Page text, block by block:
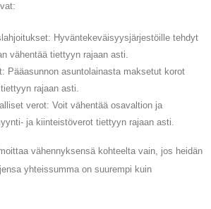
Hyväntekeväisyysjärjestöille tehdyt
vähentää tiettyyn rajaan asti.
Pääasunnon asuntolainasta maksetut korot
rajaan asti.
verot: Voit vähentää osavaltion ja
ja kiinteistöverot tiettyyn rajaan asti.
vähennyksensä kohteelta vain, jos heidän
yhteissumma on suurempi kuin